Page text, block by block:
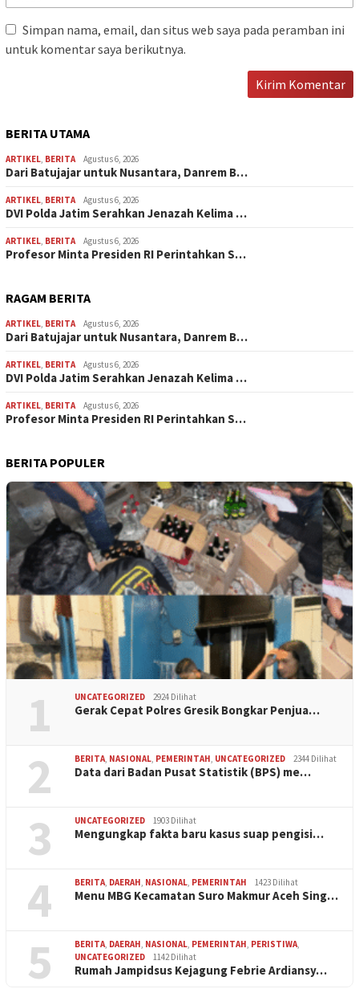
Simpan nama, email, dan situs web saya pada peramban ini
untuk komentar saya berikutnya.
BERITA UTAMA
ARTIKEL, BERITA Agustus 6, 2026
Dari Batujajar untuk Nusantara, Danrem B…
ARTIKEL, BERITA Agustus 6, 2026
DVI Polda Jatim Serahkan Jenazah Kelima …
ARTIKEL, BERITA Agustus 6, 2026
Profesor Minta Presiden RI Perintahkan S…
RAGAM BERITA
ARTIKEL, BERITA Agustus 6, 2026
Dari Batujajar untuk Nusantara, Danrem B…
ARTIKEL, BERITA Agustus 6, 2026
DVI Polda Jatim Serahkan Jenazah Kelima …
ARTIKEL, BERITA Agustus 6, 2026
Profesor Minta Presiden RI Perintahkan S…
BERITA POPULER
1 UNCATEGORIZED 2924 Dilihat
Gerak Cepat Polres Gresik Bongkar Penjua…
2 BERITA, NASIONAL, PEMERINTAH, UNCATEGORIZED 2344 Dilihat
Data dari Badan Pusat Statistik (BPS) me…
3 UNCATEGORIZED 1903 Dilihat
Mengungkap fakta baru kasus suap pengisi…
4 BERITA, DAERAH, NASIONAL, PEMERINTAH 1423 Dilihat
Menu MBG Kecamatan Suro Makmur Aceh Sing…
5 BERITA, DAERAH, NASIONAL, PEMERINTAH, PERISTIWA,
UNCATEGORIZED
1142 Dilihat
Rumah Jampidsus Kejagung Febrie Ardiansy…